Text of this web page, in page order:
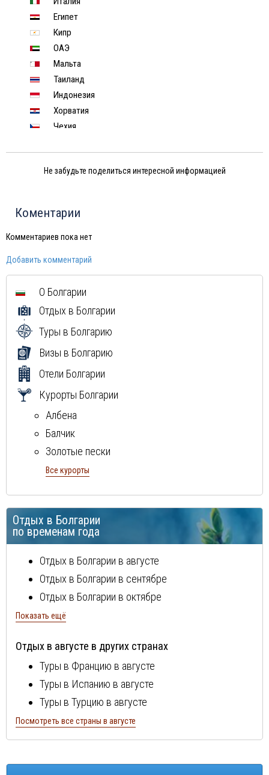
Египет
Кипр
ОАЭ
Мальта
Таиланд
Индонезия
Хорватия
Чехия
Израиль
Тунис
Шри-Ланка
Вьетнам
Куба
Доминиканская Республика
Греция
Не забудьте поделиться интересной информацией
Коментарии
Комментариев пока нет
Добавить комментарий
О Болгарии
Отдых в Болгарии
Туры в Болгарию
Визы в Болгарию
Отели Болгарии
Курорты Болгарии
Албена
Балчик
Золотые пески
Поморие
Созополь
Солнечный берег
Все курорты
Отдых в Болгарии
по временам года
Отдых в Болгарии в августе
Отдых в Болгарии в сентябре
Отдых в Болгарии в октябре
Отдых в Болгарии в ноябре
Отдых в Болгарии в январе
Отдых в Болгарии в феврале
Отдых в Болгарии в марте
Отдых в Болгарии в апреле
Отдых в Болгарии в мае
Отдых в Болгарии в июне
Показать ещё
Отдых в августе в других странах
Туры в Францию в августе
Туры в Испанию в августе
Туры в Турцию в августе
Туры в Португалию в августе
Туры в Италию в августе
Посмотреть все страны в августе